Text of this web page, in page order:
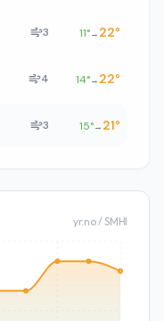
3 11°→ 22°
4 14°→ 22°
3 15°→ 21°
yr.no / SMHI